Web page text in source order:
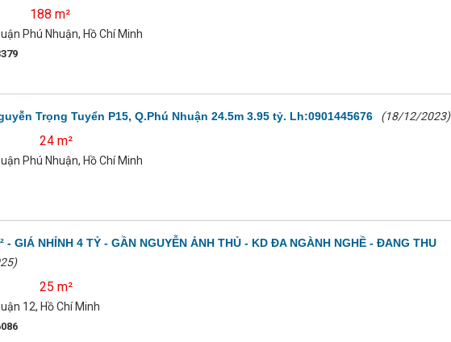
188 m²
Phú Nhuận, Hồ Chí Minh
Trọng Tuyển P15, Q.Phú Nhuận 24.5m 3.95 tỷ. Lh:0901445676 (18/12/2023)
24 m²
Phú Nhuận, Hồ Chí Minh
- GIÁ NHỈNH 4 TỶ - GẦN NGUYỄN ẢNH THỦ - KD ĐA NGÀNH NGHỀ - ĐANG THU
25 m²
12, Hồ Chí Minh